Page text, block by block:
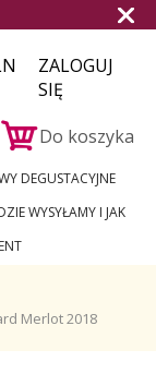
od 1.500,- do
ZALOGUJ
SIĘ
Do koszyka
DEGUSTACYJNE
WYSYŁAMY I JAK
Merlot 2018